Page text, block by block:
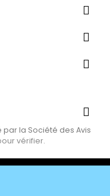




la Société des Avis
vérifier.